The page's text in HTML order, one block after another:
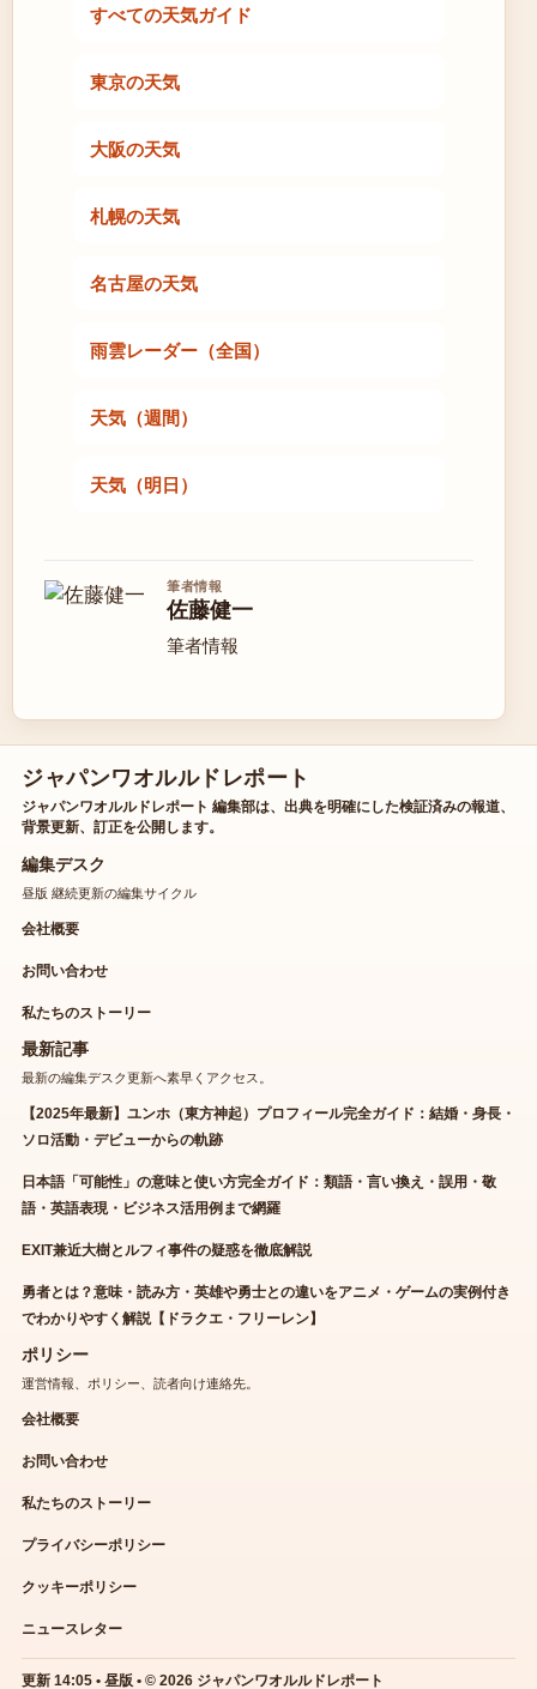
すべての天気ガイド
東京の天気
大阪の天気
札幌の天気
名古屋の天気
雨雲レーダー（全国）
天気（週間）
天気（明日）
筆者情報
佐藤健一
筆者情報
ジャパンワオルルドレポート
ジャパンワオルルドレポート 編集部は、出典を明確にした検証済みの報道、
背景更新、訂正を公開します。
編集デスク
昼版 継続更新の編集サイクル
会社概要
お問い合わせ
私たちのストーリー
最新記事
最新の編集デスク更新へ素早くアクセス。
【2025年最新】ユンホ（東方神起）プロフィール完全ガイド：結婚・身長・
ソロ活動・デビューからの軌跡
日本語「可能性」の意味と使い方完全ガイド：類語・言い換え・誤用・敬
語・英語表現・ビジネス活用例まで網羅
EXIT兼近大樹とルフィ事件の疑惑を徹底解説
勇者とは？意味・読み方・英雄や勇士との違いをアニメ・ゲームの実例付き
でわかりやすく解説【ドラクエ・フリーレン】
ポリシー
運営情報、ポリシー、読者向け連絡先。
会社概要
お問い合わせ
私たちのストーリー
プライバシーポリシー
クッキーポリシー
ニュースレター
更新 14:05 • 昼版 • © 2026 ジャパンワオルルドレポート